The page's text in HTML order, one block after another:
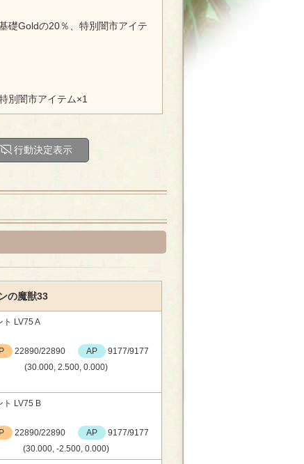
礎Goldの20％、特別闇市アイテ
別闇市アイテム×1
行動決定表示
の魔獣33
ト LV75 A
22890/22890 AP
9177/9177
(30.000, 2.500, 0.000)
ト LV75 B
22890/22890 AP
9177/9177
(30.000, -2.500, 0.000)